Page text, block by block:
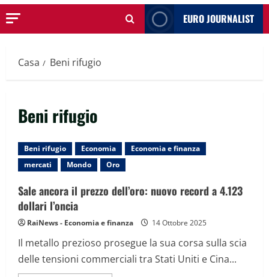
EURO JOURNALIST
Casa Beni rifugio
Beni rifugio
Beni rifugio Economia
Economia e finanza
mercati
Mondo Oro
Sale ancora il prezzo dell’oro: nuovo record a 4.123
dollari l’oncia
RaiNews - Economia e finanza 14 Ottobre 2025
Il metallo prezioso prosegue la sua corsa sulla scia
delle tensioni commerciali tra Stati Uniti e Cina...